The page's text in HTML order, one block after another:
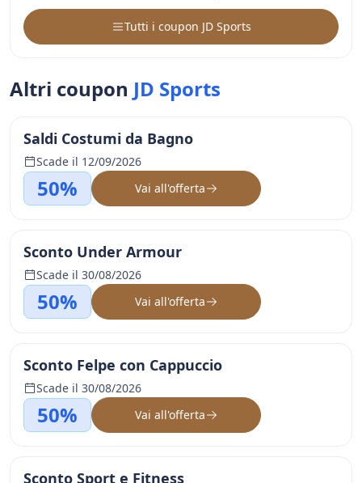
Tutti i coupon JD Sports
Altri coupon JD Sports
Saldi Costumi da Bagno
Scade il 12/09/2026
50% Vai all'offerta
Sconto Under Armour
Scade il 30/08/2026
50% Vai all'offerta
Sconto Felpe con Cappuccio
Scade il 30/08/2026
50% Vai all'offerta
Sconto Sport e Fitness